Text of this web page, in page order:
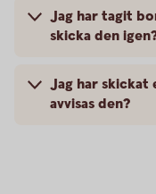
Jag har tagit
skicka den
Jag har skickat
avvisas den?